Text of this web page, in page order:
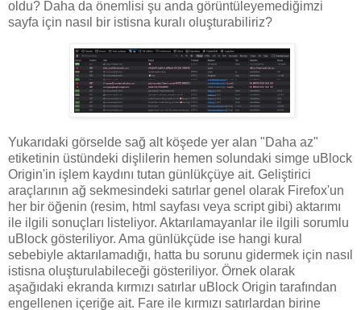
oldu? Daha da önemlisi şu anda görüntüleyemediğimzi
sayfa için nasıl bir istisna kuralı oluşturabiliriz?
Yukarıdaki görselde sağ alt köşede yer alan "Daha az"
etiketinin üstündeki dişlilerin hemen solundaki simge uBlock
Origin'in işlem kaydını tutan günlükçüye ait. Geliştirici
araçlarının ağ sekmesindeki satırlar genel olarak Firefox'un
her bir öğenin (resim, html sayfası veya script gibi) aktarımı
ile ilgili sonuçları listeliyor. Aktarılamayanlar ile ilgili sorumlu
uBlock gösteriliyor. Ama günlükçüde ise hangi kural
sebebiyle aktarılamadığı, hatta bu sorunu gidermek için nasıl
istisna oluşturulabileceği gösteriliyor. Örnek olarak
aşağıdaki ekranda kırmızı satırlar uBlock Origin tarafından
engellenen içeriğe ait. Fare ile kırmızı satırlardan birine